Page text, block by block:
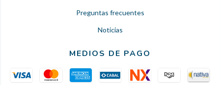
Preguntas frecuentes
Noticias
MEDIOS DE PAGO